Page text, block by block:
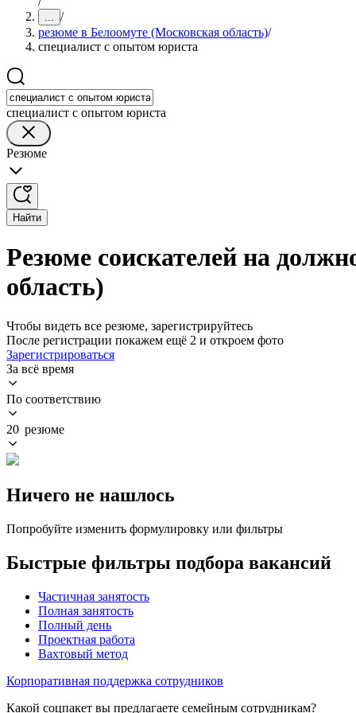
... /
резюме в Белоомуте (Московская область)/
специалист с опытом юриста
специалист с опытом юриста
Резюме
Найти
Резюме соискателей на
область)
Чтобы видеть все резюме, зарегистрируйтесь
После регистрации покажем ещё 2 и откроем фото
Зарегистрироваться
За всё время
По соответствию
20 резюме
Ничего не нашлось
Попробуйте изменить формулировку или фильтры
Быстрые фильтры подбора вакансий
Частичная занятость
Полная занятость
Полный день
Проектная работа
Вахтовый метод
Корпоративная поддержка сотрудников
Какой соцпакет вы предлагаете семейным сотрудникам?